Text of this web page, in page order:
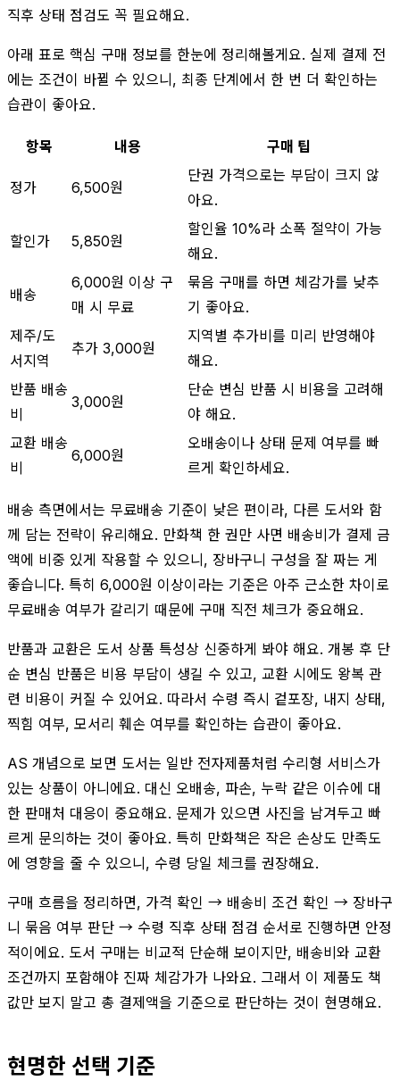
직후 상태 점검도 꼭 필요해요.
아래 표로 핵심 구매 정보를 한눈에 정리해볼게요. 실제 결제 전
에는 조건이 바뀔 수 있으니, 최종 단계에서 한 번 더 확인하는
습관이 좋아요.
항목 내용 구매 팁
정가 6,500원
단권 가격으로는 부담이 크지 않
아요.
할인가 5,850원
할인율 10%라 소폭 절약이 가능
해요.
배송
6,000원 이상 구
매 시 무료
묶음 구매를 하면 체감가를 낮추
기 좋아요.
제주/도
서지역
추가 3,000원
지역별 추가비를 미리 반영해야
해요.
반품 배송
비
3,000원
단순 변심 반품 시 비용을 고려해
야 해요.
교환 배송
비
6,000원
오배송이나 상태 문제 여부를 빠
르게 확인하세요.
배송 측면에서는 무료배송 기준이 낮은 편이라, 다른 도서와 함
께 담는 전략이 유리해요. 만화책 한 권만 사면 배송비가 결제 금
액에 비중 있게 작용할 수 있으니, 장바구니 구성을 잘 짜는 게
좋습니다. 특히 6,000원 이상이라는 기준은 아주 근소한 차이로
무료배송 여부가 갈리기 때문에 구매 직전 체크가 중요해요.
반품과 교환은 도서 상품 특성상 신중하게 봐야 해요. 개봉 후 단
순 변심 반품은 비용 부담이 생길 수 있고, 교환 시에도 왕복 관
련 비용이 커질 수 있어요. 따라서 수령 즉시 겉포장, 내지 상태,
찍힘 여부, 모서리 훼손 여부를 확인하는 습관이 좋아요.
AS 개념으로 보면 도서는 일반 전자제품처럼 수리형 서비스가
있는 상품이 아니에요. 대신 오배송, 파손, 누락 같은 이슈에 대
한 판매처 대응이 중요해요. 문제가 있으면 사진을 남겨두고 빠
르게 문의하는 것이 좋아요. 특히 만화책은 작은 손상도 만족도
에 영향을 줄 수 있으니, 수령 당일 체크를 권장해요.
구매 흐름을 정리하면, 가격 확인 → 배송비 조건 확인 → 장바구
니 묶음 여부 판단 → 수령 직후 상태 점검 순서로 진행하면 안정
적이에요. 도서 구매는 비교적 단순해 보이지만, 배송비와 교환
조건까지 포함해야 진짜 체감가가 나와요. 그래서 이 제품도 책
값만 보지 말고 총 결제액을 기준으로 판단하는 것이 현명해요.
현명한 선택 기준